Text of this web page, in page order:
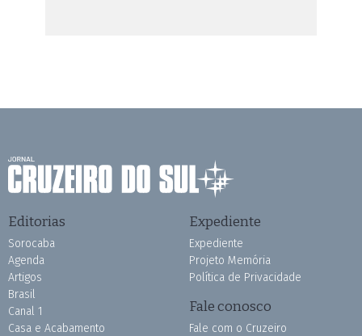
Editorias
Sorocaba
Agenda
Artigos
Brasil
Canal 1
Casa e Acabamento
Expediente
Expediente
Projeto Memória
Política de Privacidade
Fale conosco
Fale com o Cruzeiro